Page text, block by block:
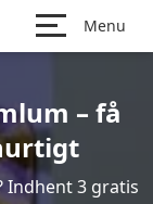
Menu
– få
Indhent 3 gratis